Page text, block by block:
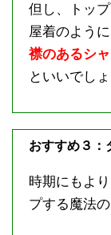
但し、トッ
屋着のよう
襟のあるシ
といいでしょ
おすすめ３：
時期にもよ
プする魔法